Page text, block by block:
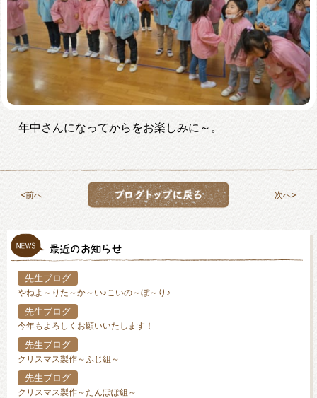
年中さんになってからをお楽しみに～。
前へ 次へ
先生ブログ
やねよ～りた～か～い♪こいの～ぼ～り♪
先生ブログ
今年もよろしくお願いいたします！
先生ブログ
クリスマス製作～ふじ組～
先生ブログ
クリスマス製作～たんぽぽ組～